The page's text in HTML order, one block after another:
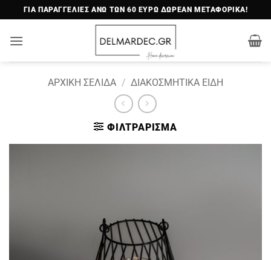
Μετάβαση
στο
περιεχόμενο
ΓΙΑ ΠΑΡΑΓΓΕΛΙΕΣ ΑΝΩ ΤΩΝ 60 ΕΥΡΩ ΔΩΡΕΑΝ ΜΕΤΑΦΟΡΙΚΑ!
ΑΡΧΙΚΉ ΣΕΛΊΔΑ / ΔΙΑΚΟΣΜΗΤΙΚΆ ΕΊΔΗ
ΦΙΛΤΡΆΡΙΣΜΑ